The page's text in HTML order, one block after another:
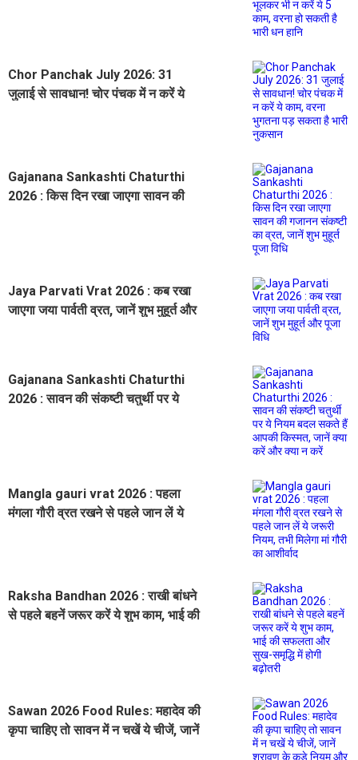
Chor Panchak July 2026: 31
जुलाई से सावधान! चोर पंचक में न करें ये
Gajanana Sankashti Chaturthi
2026 : किस दिन रखा जाएगा सावन की
Jaya Parvati Vrat 2026 : कब रखा
जाएगा जया पार्वती व्रत, जानें शुभ मुहूर्त और
Gajanana Sankashti Chaturthi
2026 : सावन की संकष्टी चतुर्थी पर ये
Mangla gauri vrat 2026 : पहला
मंगला गौरी व्रत रखने से पहले जान लें ये
Raksha Bandhan 2026 : राखी बांधने
से पहले बहनें जरूर करें ये शुभ काम, भाई की
Sawan 2026 Food Rules: महादेव की
कृपा चाहिए तो सावन में न चखें ये चीजें, जानें